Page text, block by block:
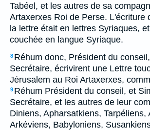
Tabéel, et les autres de sa
Artaxerxes Roi de Perse. L'écriture
la lettre était en lettres Syriaques,
couchée en langue Syriaque.
8 Réhum donc, Président du
Secrétaire, écrivirent une Lettre
Jérusalem au Roi Artaxerxes,
9 Réhum Président du conseil, et
Secrétaire, et les autres de leur
Diniens, Apharsatkiens, Tarpéliens,
Arkéviens, Babyloniens,